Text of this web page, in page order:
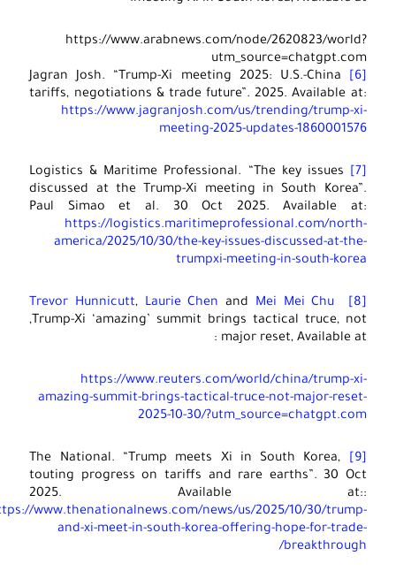
https://www.arabnews.com/node/2620823/world?
utm_source=chatgpt.com
Jagran Josh. “Trump-Xi meeting 2025: U.S.-China
tariffs, negotiations & trade future”. 2025. Available at:
https://www.jagranjosh.com/us/trending/trump-xi-
meeting-2025-updates-1860001576
Logistics & Maritime Professional. “The key issues
discussed at the Trump-Xi meeting in South Korea”.
Paul Simao et al. 30 Oct 2025. Available at:
https://logistics.maritimeprofessional.com/north-
america/2025/10/30/the-key-issues-discussed-at-the-
trumpxi-meeting-in-south-korea
Trevor Hunnicutt,Laurie ChenandMei Mei Chu
,Trump-Xi ‘amazing’ summit brings tactical truce, not
major reset, Available at :
https://www.reuters.com/world/china/trump-xi-
amazing-summit-brings-tactical-truce-not-major-reset-
2025-10-30/?utm_source=chatgpt.com
The National. “Trump meets Xi in South Korea,
touting progress on tariffs and rare earths”. 30 Oct
2025. Available at::
https://www.thenationalnews.com/news/us/2025/10/30/trump-
and-xi-meet-in-south-korea-offering-hope-for-trade-
breakthrough/